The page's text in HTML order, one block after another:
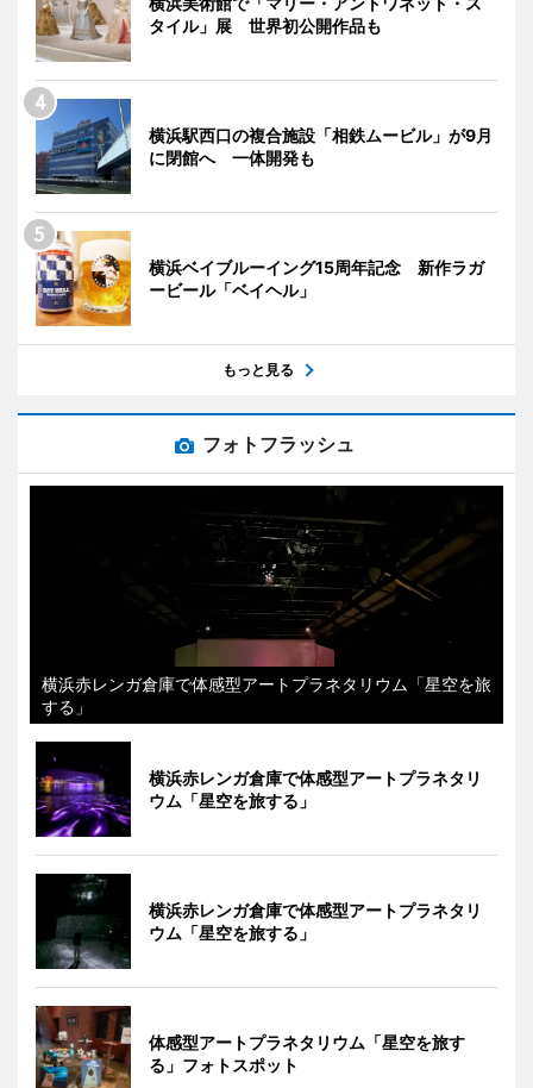
タイル」展 世界初公開作品も
横浜駅西口の複合施設「相鉄ムービル」が9月
に閉館へ 一体開発も
横浜ベイブルーイング15周年記念 新作ラガ
ービール「ベイヘル」
もっと見る
フォトフラッシュ
横浜赤レンガ倉庫で体感型アートプラネタリウム「星空を旅
する」
横浜赤レンガ倉庫で体感型アートプラネタリ
ウム「星空を旅する」
横浜赤レンガ倉庫で体感型アートプラネタリ
ウム「星空を旅する」
体感型アートプラネタリウム「星空を旅す
る」フォトスポット